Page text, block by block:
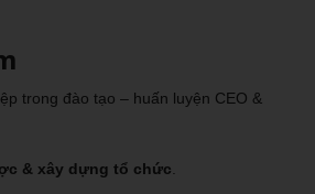
trong đào tạo – huấn luyện CEO &
& xây dựng tổ chức.